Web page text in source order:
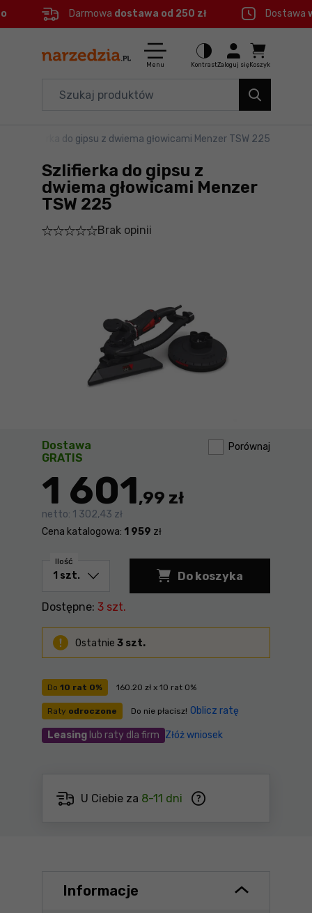
Menu główne
Informacje o produkcie
Do koszyka
Szczegółowe informacje
Darmowa dostawa od 250 zł Dostawa
Menu KontrastZaloguj się Koszyk
Elektronarzędzia
Akcesoria
Szlifierka do gipsu z dwiema głowicami Menzer TSW 225
Szlifierka do gipsu z
dwiema głowicami Menzer
TSW 225
Brak opinii
Dostawa
GRATIS
Porównaj
1 601,99 zł
netto: 1 302,43 zł
Cena katalogowa: 1 959 zł
Do 10 rat 0% 160.20 zł x 10 rat 0%
Raty odroczone Do nie płacisz! Oblicz ratę
Leasing lub raty dla firm Złóż wniosek
Ilość
Do koszyka
Szlifierka do gipsu z
Dostępne: 3 szt.
Ostatnie 3 szt.
U Ciebie za 8-11 dni
Informacje